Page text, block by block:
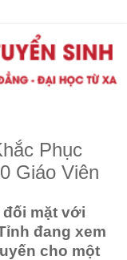
Phục
Giáo Viên
mặt với
đang xem
cho một